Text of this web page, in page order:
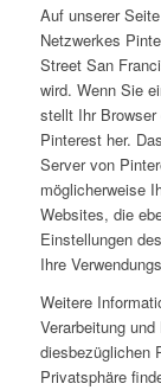
Auf unserer
Netzwerkes
Street San
wird. Wenn Sie
stellt Ihr Browser
Pinterest her.
Server von
möglicherweise
Websites, die
Einstellungen
Ihre
Weitere
Verarbeitung
diesbezüglichen
Privatsphäre